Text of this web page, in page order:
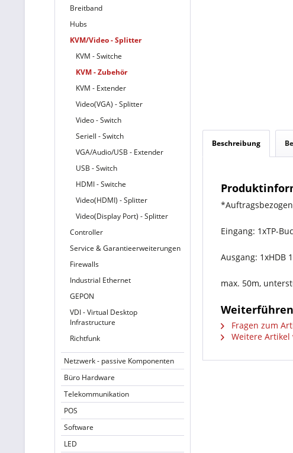
Breitband
Hubs
KVM/Video - Splitter
KVM - Switche
KVM - Zubehör
KVM - Extender
Video(VGA) - Splitter
Video - Switch
Seriell - Switch
VGA/Audio/USB - Extender
USB - Switch
HDMI - Switche
Video(HDMI) - Splitter
Video(Display Port) - Splitter
Controller
Service & Garantieerweiterungen
Firewalls
Industrial Ethernet
GEPON
VDI - Virtual Desktop
Infrastructure
Richtfunk
Netzwerk - passive Komponenten
Büro Hardware
Telekommunikation
POS
Software
LED
Beschreibung
Eingang: 1xTP-
Ausgang: 1xHDB
max. 50m,
Fragen zum
Weitere Artikel